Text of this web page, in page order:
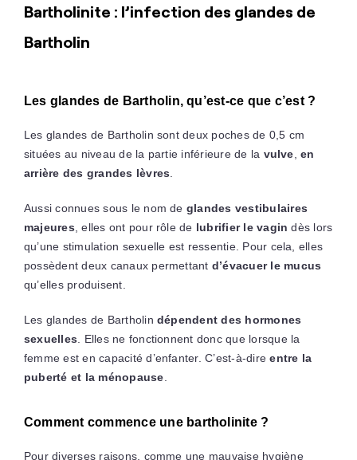
Bartholinite : l’infection des glandes de
Bartholin
Les glandes de Bartholin, qu’est-ce que c’est ?
Les glandes de Bartholin sont deux poches de 0,5 cm
situées au niveau de la partie inférieure de la vulve ,en
arrière des grandes lèvres
Aussi connues sous le nom de glandes vestibulaires
majeures , elles ont pour rôle de lubrifier le vagin dès lors
qu’une stimulation sexuelle est ressentie. Pour cela, elles
possèdent deux canaux permettant d’évacuer le mucus
qu’elles produisent.
Les glandes de Bartholin dépendent des hormones
sexuelles . Elles ne fonctionnent donc que lorsque la
femme est en capacité d’enfanter. C’est-à-direentre la
puberté et la ménopause
Comment commence une bartholinite ?
Pour diverses raisons, comme une mauvaise hygiène